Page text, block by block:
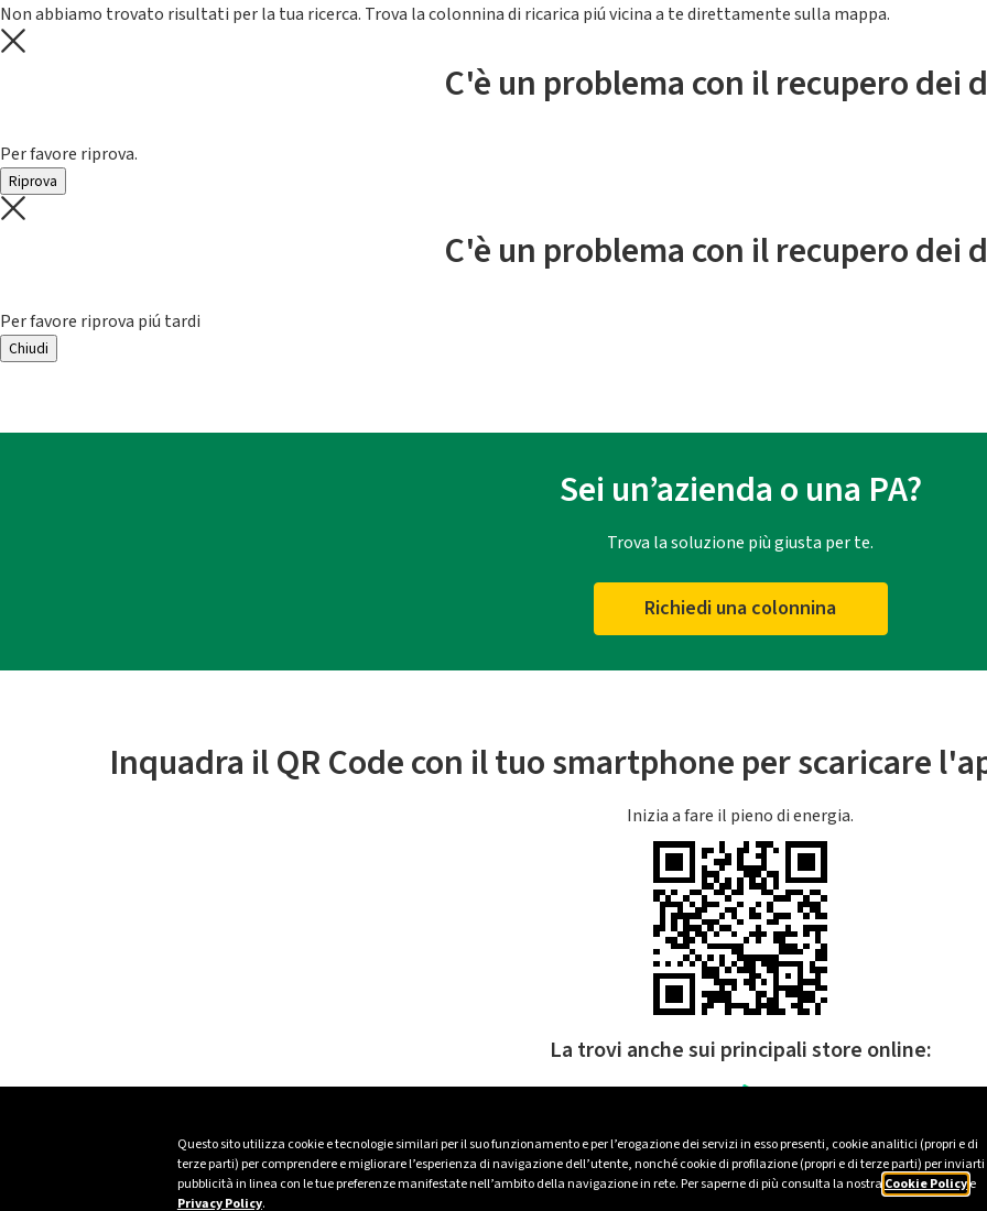
Questo sito utilizza cookie e tecnologie similari per il suo funzionamento e per l’erogazione dei servizi in esso presenti, cookie analitici (propri e di
terze parti) per comprendere e migliorare l’esperienza di navigazione dell’utente, nonché cookie di profilazione (propri e di terze parti) per inviarti
pubblicità in linea con le tue preferenze manifestate nell’ambito della navigazione in rete. Per saperne di più consulta la nostra Cookie Policye
Privacy Policy.
Non abbiamo trovato risultati per la tua ricerca. Trova la colonnina di ricarica piú vicina a te direttamente sulla mappa.
C'è un problema con il recupero dei
Per favore riprova.
Riprova
C'è un problema con il recupero dei
Per favore riprova piú tardi
Chiudi
Sei un’azienda o una PA?
Trova la soluzione più giusta per te.
Richiedi una colonnina
Inquadra il QR Code con il tuo smartphone per scaricare
Inizia a fare il pieno di energia.
La trovi anche sui principali store online: